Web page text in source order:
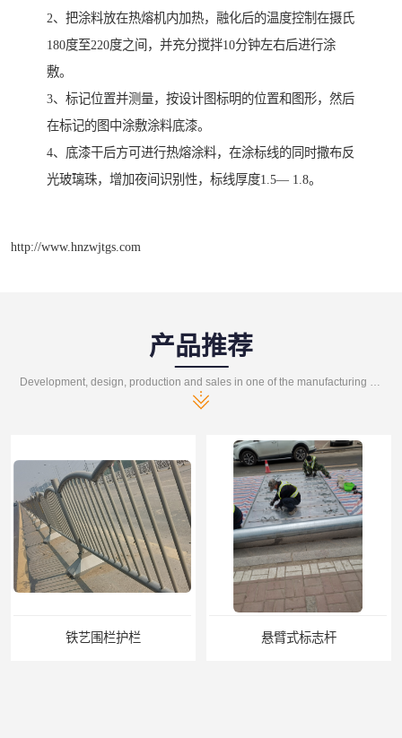
2、把涂料放在热熔机内加热，融化后的温度控制在摄氏
180度至220度之间，并充分搅拌10分钟左右后进行涂
敷。
3、标记位置并测量，按设计图标明的位置和图形，然后
在标记的图中涂敷涂料底漆。
4、底漆干后方可进行热熔涂料，在涂标线的同时撒布反
光玻璃珠，增加夜间识别性，标线厚度1.5— 1.8。
http://www.hnzwjtgs.com
产品推荐
铁艺围栏护栏 悬臂式标志杆